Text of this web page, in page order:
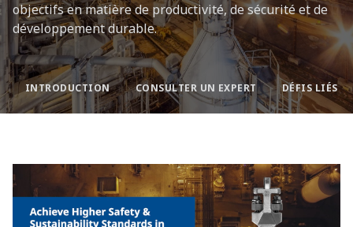
objectifs en matière de productivité, de sécurité et de
développement durable.
INTRODUCTION CONSULTER UN EXPERT DÉFIS LIÉS